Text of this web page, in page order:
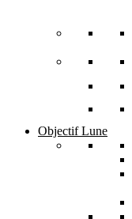
Objectif Lune